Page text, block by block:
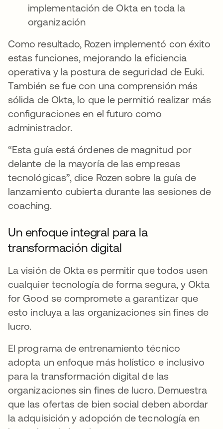
implementación de Okta en toda la
organización
Como resultado, Rozen implementó con éxito
estas funciones, mejorando la eficiencia
operativa y la postura de seguridad de Euki.
También se fue con una comprensión más
sólida de Okta, lo que le permitió realizar más
configuraciones en el futuro como
administrador.
“Esta guía está órdenes de magnitud por
delante de la mayoría de las empresas
tecnológicas”, dice Rozen sobre la guía de
lanzamiento cubierta durante las sesiones de
coaching.
Un enfoque integral para la
transformación digital
La visión de Okta es permitir que todos usen
cualquier tecnología de forma segura, y Okta
for Good se compromete a garantizar que
esto incluya a las organizaciones sin fines de
lucro.
El programa de entrenamiento técnico
adopta un enfoque más holístico e inclusivo
para la transformación digital de las
organizaciones sin fines de lucro. Demuestra
que las ofertas de bien social deben abordar
la adquisición y adopción de tecnología en